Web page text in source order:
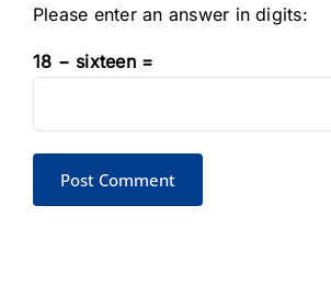
Please enter an answer in digits:
18 − sixteen =